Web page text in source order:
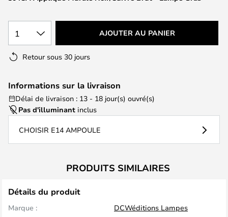
1 AJOUTER AU PANIER
Retour sous 30 jours
Informations sur la livraison
Délai de livraison : 13 - 18 jour(s) ouvré(s)
Pas d'illuminant inclus
CHOISIR E14 AMPOULE
PRODUITS SIMILAIRES
Détails du produit
Marque :
DCWéditions Lampes